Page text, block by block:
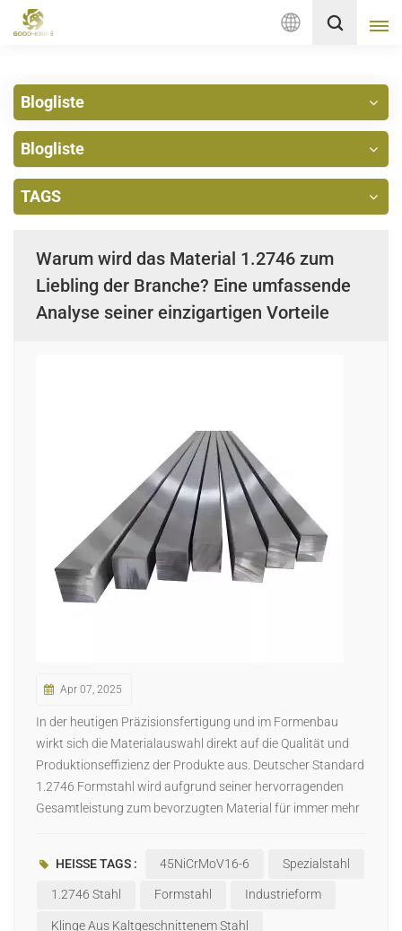
Deutsch
italiano
español
日本語
Indonesia
Blogliste
Blogliste
TAGS
Warum wird das Material 1.2746 zum
Liebling der Branche? Eine umfassende
Analyse seiner einzigartigen Vorteile
Apr 07, 2025
In der heutigen Präzisionsfertigung und im Formenbau
wirkt sich die Materialauswahl direkt auf die Qualität und
Produktionseffizienz der Produkte aus. Deutscher Standard
1.2746 Formstahl wird aufgrund seiner hervorragenden
Gesamtleistung zum bevorzugten Material für immer mehr
Anwendungsvorteile und warum Werkstoff 1.2746 sticht
unter vielen Materialien hervor. Grundlegende
HEISSE TAGS : 45NiCrMoV16-6 Spezialstahl
1.2746 Stahl Formstahl Industrieform
Klinge Aus Kaltgeschnittenem Stahl